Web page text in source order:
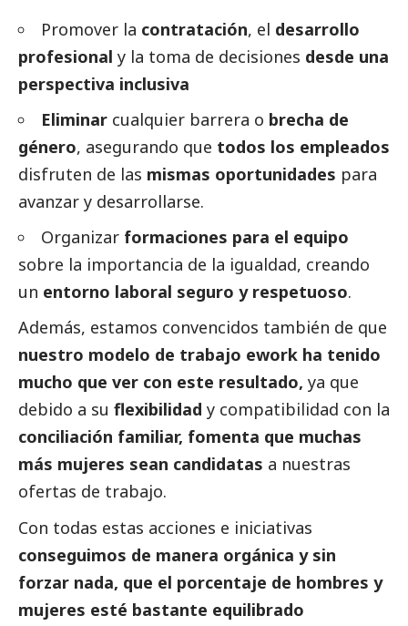
Promover la contratación, el desarrollo
profesional y la toma de decisiones desde una
perspectiva inclusiva
Eliminar cualquier barrera o brecha de
género, asegurando que todos los empleados
disfruten de las mismas oportunidades para
avanzar y desarrollarse.
Organizar formaciones para el equipo
sobre la importancia de la igualdad, creando
un entorno laboral seguro y respetuoso.
Además, estamos convencidos también de que
nuestro modelo de trabajo ework ha tenido
mucho que ver con este resultado, ya que
debido a su flexibilidad y compatibilidad con la
conciliación familiar, fomenta que muchas
más mujeres sean candidatas a nuestras
ofertas de trabajo.
Con todas estas acciones e iniciativas
conseguimos de manera orgánica y sin
forzar nada, que el porcentaje de hombres y
mujeres esté bastante equilibrado